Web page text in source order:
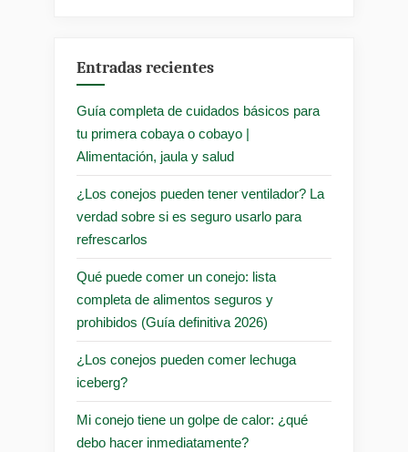
Entradas recientes
Guía completa de cuidados básicos para
tu primera cobaya o cobayo |
Alimentación, jaula y salud
¿Los conejos pueden tener ventilador? La
verdad sobre si es seguro usarlo para
refrescarlos
Qué puede comer un conejo: lista
completa de alimentos seguros y
prohibidos (Guía definitiva 2026)
¿Los conejos pueden comer lechuga
iceberg?
Mi conejo tiene un golpe de calor: ¿qué
debo hacer inmediatamente?